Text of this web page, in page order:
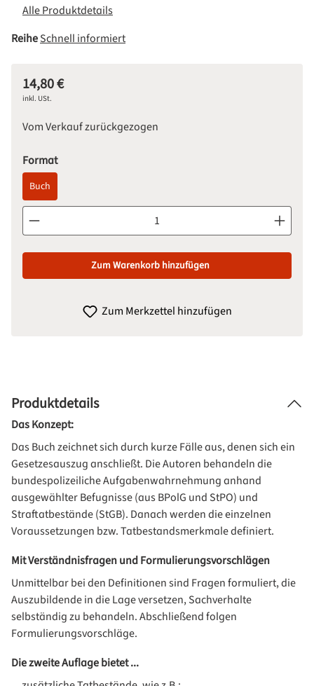
Alle Produktdetails
ReiheSchnell informiert
Regulärer Preis:
14,80 €
inkl. USt.
Vom Verkauf zurückgezogen
Formatauswählen
Buch
Produkt Anzahl: Gib den gewünschten Wert ein oder
Zum Warenkorb hinzufügen
Zum Merkzettel hinzufügen
Produktdetails
Das Konzept:
Das Buch zeichnet sich durch kurze Fälle aus, denen sich ein
Gesetzesauszug anschließt. Die Autoren behandeln die
bundespolizeiliche Aufgabenwahrnehmung anhand
ausgewählter Befugnisse (aus BPolG und StPO) und
Straftatbestände (StGB). Danach werden die einzelnen
Voraussetzungen bzw. Tatbestandsmerkmale definiert.
Mit Verständnisfragen und Formulierungsvorschlägen
Unmittelbar bei den Definitionen sind Fragen formuliert, die
Auszubildende in die Lage versetzen, Sachverhalte
selbständig zu behandeln. Abschließend folgen
Formulierungsvorschläge.
Die zweite Auflage bietet ...